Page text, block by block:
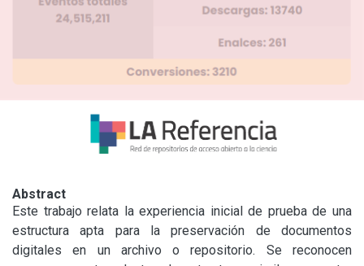
Abstract
Este trabajo relata la experiencia inicial de prueba de una
estructura apta para la preservación de documentos
digitales en un archivo o repositorio. Se reconocen